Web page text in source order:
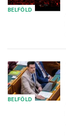
BELFÖLD
BELFÖLD